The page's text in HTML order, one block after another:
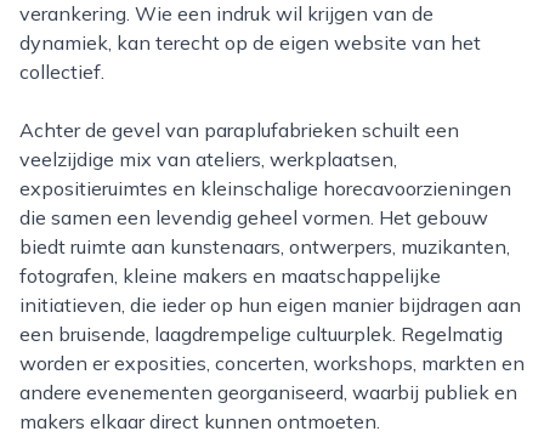
verankering. Wie een indruk wil krijgen van de
dynamiek, kan terecht op de eigen website van het
collectief.
Achter de gevel van paraplufabrieken schuilt een
veelzijdige mix van ateliers, werkplaatsen,
expositieruimtes en kleinschalige horecavoorzieningen
die samen een levendig geheel vormen. Het gebouw
biedt ruimte aan kunstenaars, ontwerpers, muzikanten,
fotografen, kleine makers en maatschappelijke
initiatieven, die ieder op hun eigen manier bijdragen aan
een bruisende, laagdrempelige cultuurplek. Regelmatig
worden er exposities, concerten, workshops, markten en
andere evenementen georganiseerd, waarbij publiek en
makers elkaar direct kunnen ontmoeten.